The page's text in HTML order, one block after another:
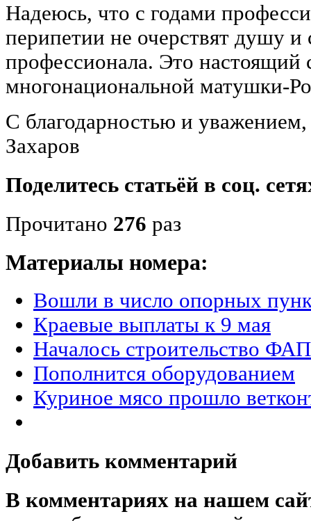
Надеюсь, что с годами
перипетии не очерствят душу и
профессионала. Это
многонациональной матушки-
С благодарностью и
Захаров
Поделитесь статьёй в соц.
Прочитано 276 раз
Материалы номера:
Вошли в число опорных
Краевые выплаты к 9 мая
Началось строительство
Пополнится оборудованием
Куриное мясо прошло
Добавить комментарий
В комментариях на нашем